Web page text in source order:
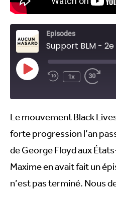
Episodes
Support BLM -
1x
RSS FEED
SHARE
EMBED
Le mouvement Black
forte progression l’an
de George Floyd aux
Maxime en avait fait un
n’est pas terminé. Nous